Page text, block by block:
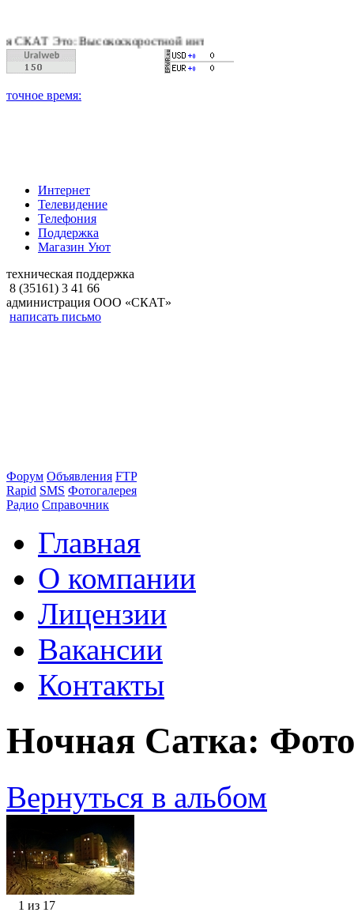
Это: Высокоскоростной интернет, качественное цифровое
Интернет
Телевидение
Телефония
Поддержка
Магазин Уют
техническая поддержка
8 (35161) 3 41 66
администрация ООО «СКАТ»
написать письмо
Форум Объявления FTP
Rapid SMS Фотогалерея
Радио Справочник
Главная
О компании
Лицензии
Вакансии
Контакты
Ночная Сатка:
Вернуться в альбом
1 из 17